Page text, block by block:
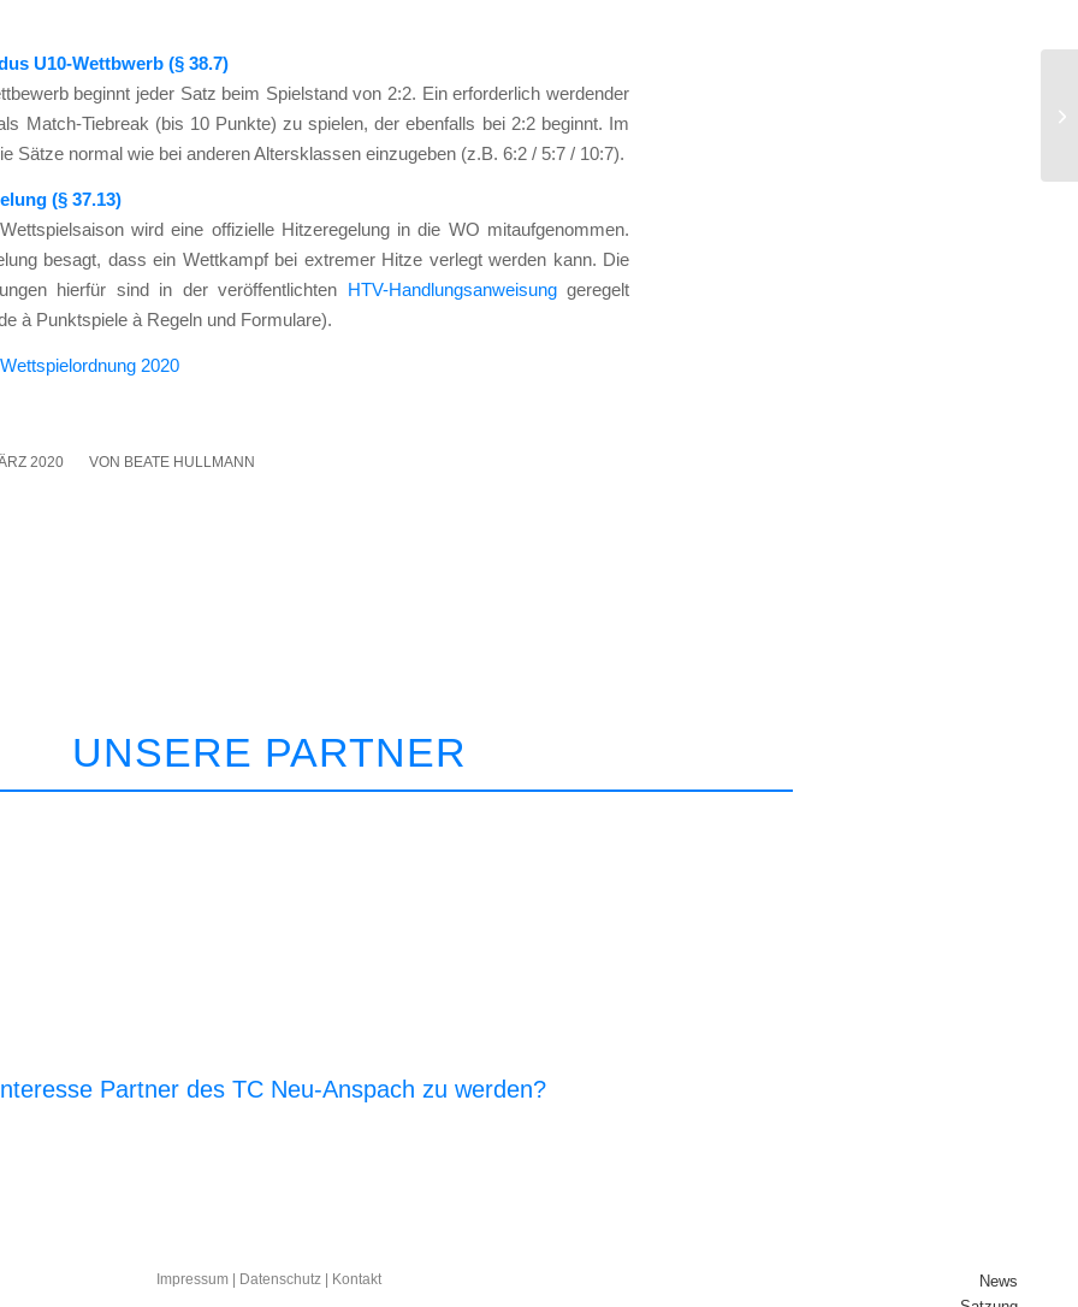
U10-Wettb­werb (§ 38.7)
beginnt jeder Satz beim Spiel­stand von 2:2. Ein erfor­der­lich wer­den­der
Match-Tie­break (bis 10 Punk­te) zu spie­len, der eben­falls bei 2:2 beginnt. Im
Sät­ze nor­mal wie bei ande­ren Alters­klas­sen ein­zu­ge­ben (z.B. 6:2 / 5:7 / 10:7).
(§ 37.13)
wird eine offi­zi­el­le Hit­ze­re­ge­lung in die WO mit­auf­ge­nom­men.
besagt, dass ein Wett­kampf bei extre­mer Hit­ze ver­legt wer­den kann. Die
hier­für sind in der ver­öf­fent­lich­ten HTV-Hand­lungs­an­wei­sunggere­gelt
à Punkt­spie­le à Regeln und For­mu­la­re).
2020
2020 VON BEATE HULLMANN
UNSERE PARTNER
Partner des TC Neu-Anspach zu werden?
Impres­sum | Daten­schutz | Kon­takt
News